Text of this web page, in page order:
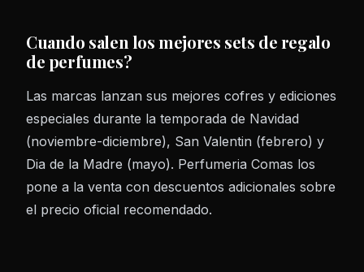
Cuando salen los mejores sets de regalo
de perfumes?
Las marcas lanzan sus mejores cofres y ediciones
especiales durante la temporada de Navidad
(noviembre-diciembre), San Valentin (febrero) y
Dia de la Madre (mayo). Perfumeria Comas los
pone a la venta con descuentos adicionales sobre
el precio oficial recomendado.